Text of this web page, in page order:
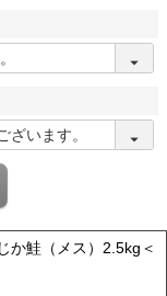
か鮭（メス）2.5kg＜